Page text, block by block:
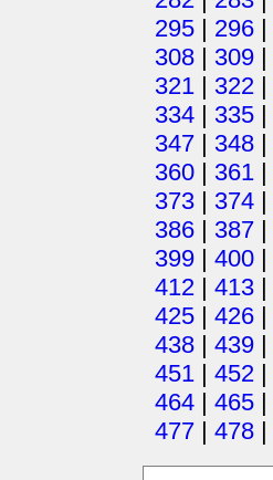
295 | 296 |
308 | 309 |
321 | 322 |
334 | 335 |
347 | 348 |
360 | 361 |
373 | 374 |
386 | 387 |
399 | 400 |
412 | 413 |
425 | 426 |
438 | 439 |
451 | 452 |
464 | 465 |
477 | 478 |